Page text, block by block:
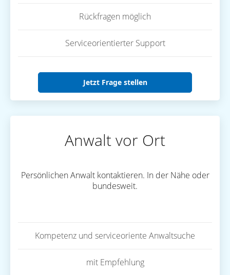
Rückfragen möglich
Serviceorientierter Support
Jetzt Frage stellen
Anwalt vor Ort
Persönlichen Anwalt kontaktieren. In der Nähe oder
bundesweit.
Kompetenz und serviceoriente Anwaltsuche
mit Empfehlung